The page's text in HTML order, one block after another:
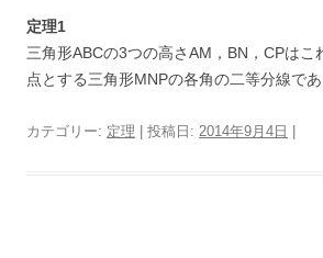
定理1
三角形ABCの3つの高さAM，BN，CPはこ
点とする三角形MNPの各角の二等分線であ
カテゴリー: 定理 | 投稿日: 2014年9月4日